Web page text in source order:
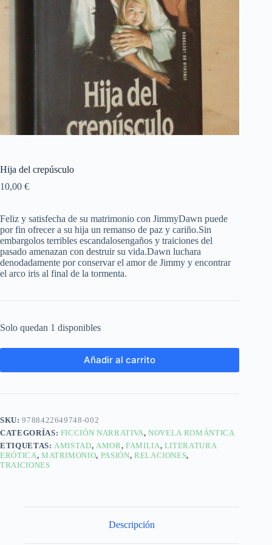
Hija del crepúsculo
10,00 €
Feliz y satisfecha de su matrimonio con JimmyDawn puede
por fin ofrecer a su hija un remanso de paz y cariño.Sin
embargolos terribles escandalosengaños y traiciones del
pasado amenazan con destruir su vida.Dawn luchara
denodadamente por conservar el amor de Jimmy y encontrar
el arco iris al final de la tormenta.
Solo quedan 1 disponibles
Añadir al carrito
SKU:9788422649748-002
CATEGORÍAS: FICCIÓN NARRATIVA,NOVELA ROMÁNTICA
ETIQUETAS: AMISTAD, AMOR, FAMILIA, LITERATURA
ERÓTICA, MATRIMONIO, PASIÓN, RELACIONES,
TRAICIONES
Descripción